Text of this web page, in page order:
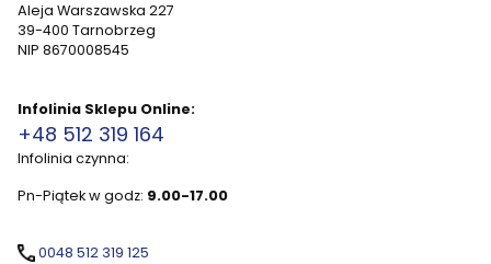
Aleja Warszawska 227
39-400 Tarnobrzeg
NIP 8670008545
Infolinia Sklepu Online:
+48 512 319 164
Infolinia czynna:
Pn-Piątek w godz: 9.00-17.00
0048 512 319 125